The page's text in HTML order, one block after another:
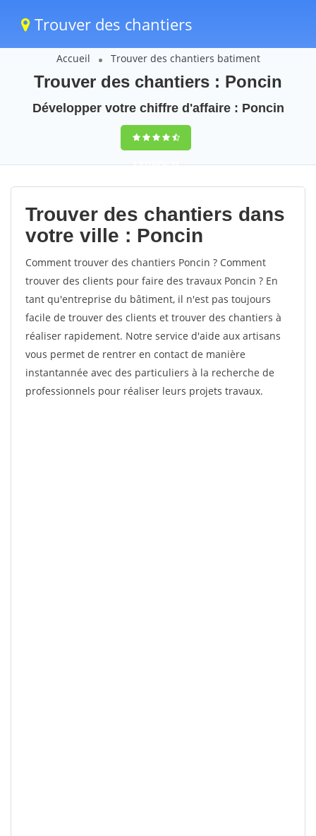
Trouver des chantiers
Accueil Trouver des chantiers batiment
Trouver des chantiers : Poncin
Développer votre chiffre d'affaire : Poncin
9,5(100%)39
votes
Trouver des chantiers dans
votre ville : Poncin
Comment trouver des chantiers Poncin ? Comment
trouver des clients pour faire des travaux Poncin ? En
tant qu'entreprise du bâtiment, il n'est pas toujours
facile de trouver des clients et trouver des chantiers à
réaliser rapidement. Notre service d'aide aux artisans
vous permet de rentrer en contact de manière
instantannée avec des particuliers à la recherche de
professionnels pour réaliser leurs projets travaux.